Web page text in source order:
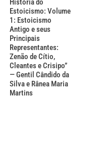
História do
Estoicismo: Volume
1: Estoicismo
Antigo e seus
Principais
Representantes:
Zenão de Cítio,
Cleantes e Crisipo”
— Gentil Cândido da
Silva e Rânea Maria
Martins